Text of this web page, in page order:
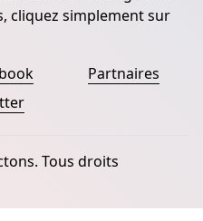
cliquez simplement sur
Partnaires
Tous droits